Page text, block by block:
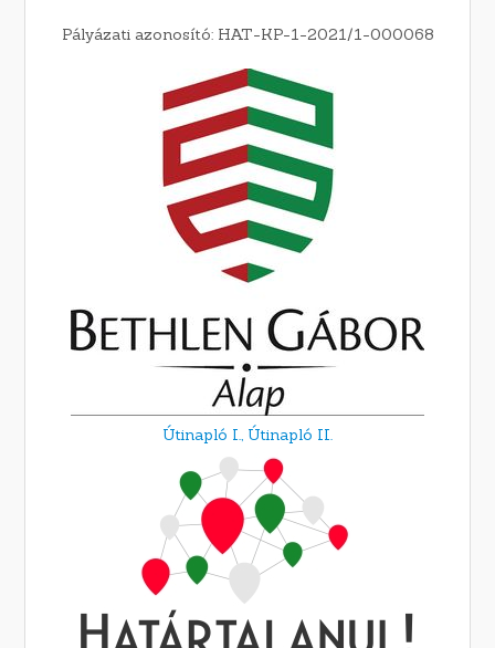
Pályázati azonosító: HAT-KP-1-2021/1-000068
Útinapló I., Útinapló II.